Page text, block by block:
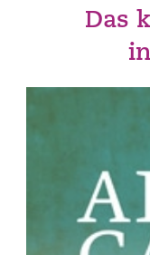
Das